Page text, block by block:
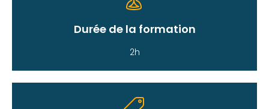
Durée de la formation
2h